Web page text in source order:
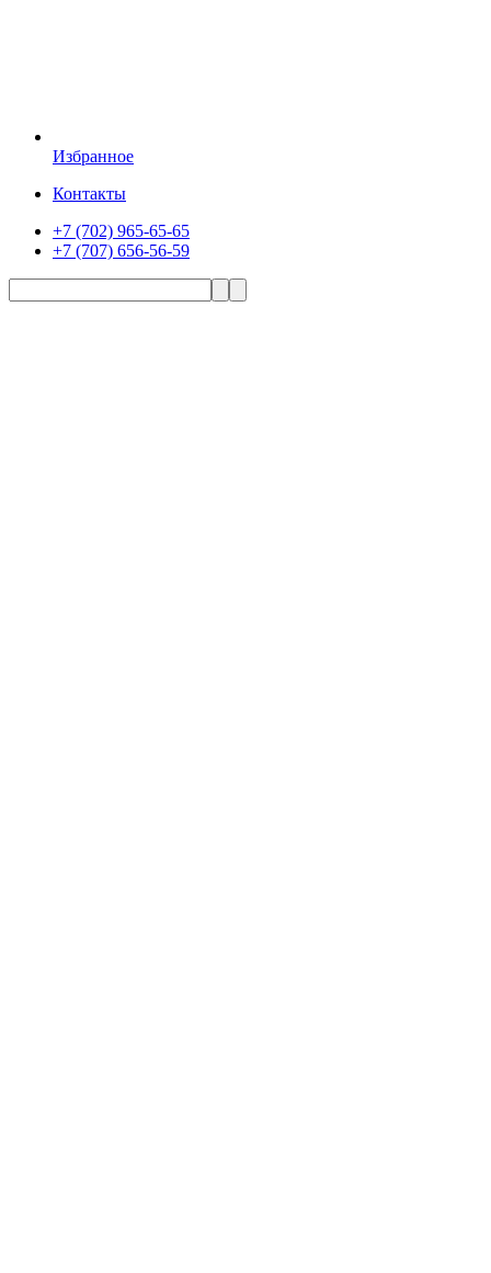
Избранное
Контакты
+7 (702) 965-65-65
+7 (707) 656-56-59